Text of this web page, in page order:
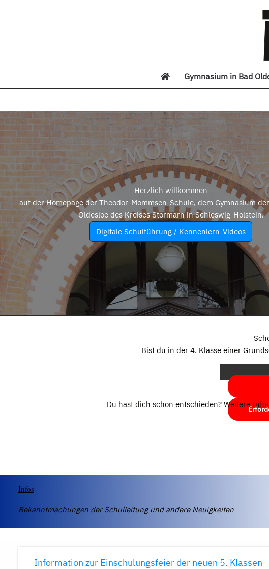
Gymnasium in Bad
Herzlich willkommen
auf der Homepage der Theodor-Mommsen-Schule, dem Gymnasium
Oldesloe des Kreises Stormarn in Schleswig-Holstein.
Digitale Schulführung / Kennenlern-Videos
Bitte
Bist du in der 4. Klasse einer
Du hast dich schon entschieden? Weitere
Infos
Bekanntmachungen der Schulleitung und andere Neuigkeiten
Information zur Einschulungsfeier der neuen 5. Klassen